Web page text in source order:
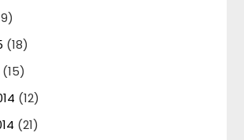
(18)
(15)
(12)
(21)